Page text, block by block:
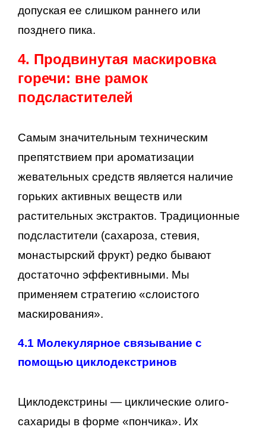
допуская ее слишком раннего или
позднего пика.
4. Продвинутая маскировка
горечи: вне рамок
подсластителей
Самым значительным техническим
препятствием при ароматизации
жевательных средств является наличие
горьких активных веществ или
растительных экстрактов. Традиционные
подсластители (сахароза, стевия,
монастырский фрукт) редко бывают
достаточно эффективными. Мы
применяем стратегию «слоистого
маскирования».
4.1 Молекулярное связывание с
помощью циклодекстринов
Циклодекстрины — циклические олиго-
сахариды в форме «пончика». Их